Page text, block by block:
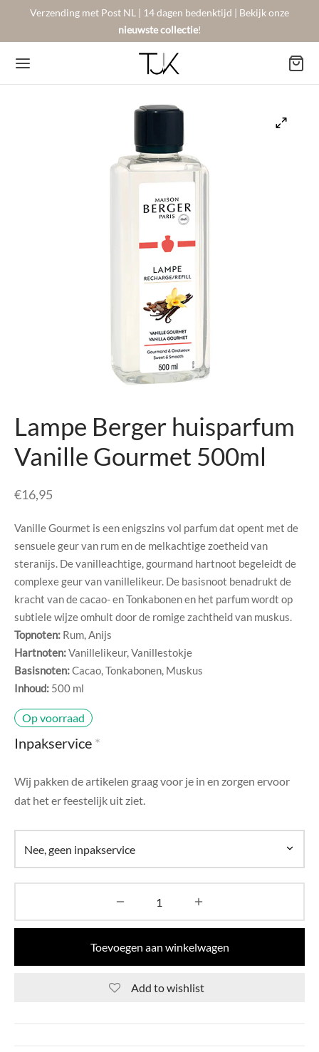
Verzending met Post NL | 14 dagen bedenktijd | Bekijk onze
nieuwste collectie!
Lampe Berger huisparfum
Vanille Gourmet 500ml
€16,95
Vanille Gourmet is een enigszins vol parfum dat opent met de
sensuele geur van rum en de melkachtige zoetheid van
steranijs. De vanilleachtige, gourmand hartnoot begeleidt de
complexe geur van vanillelikeur. De basisnoot benadrukt de
kracht van de cacao- en Tonkabonen en het parfum wordt op
subtiele wijze omhult door de romige zachtheid van muskus.
Topnoten: Rum, Anijs
Hartnoten:Vanillelikeur, Vanillestokje
Basisnoten:Cacao, Tonkabonen, Muskus
Inhoud: 500 ml
Op voorraad
Inpakservice *
Wij pakken de artikelen graag voor je in en zorgen ervoor
dat het er feestelijk uit ziet.
Toevoegen aan winkelwagen
Add to wishlist
Kussens
& Schalen
Rebul
Chique
Collection